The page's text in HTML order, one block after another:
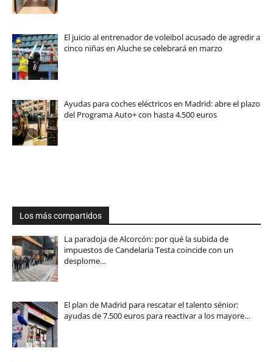
El juicio al entrenador de voleibol acusado de agredir a
cinco niñas en Aluche se celebrará en marzo
Ayudas para coches eléctricos en Madrid: abre el plazo
del Programa Auto+ con hasta 4.500 euros
Los más compartidos
La paradoja de Alcorcón: por qué la subida de
impuestos de Candelaria Testa coincide con un
desplome…
El plan de Madrid para rescatar el talento sénior:
ayudas de 7.500 euros para reactivar a los mayore…